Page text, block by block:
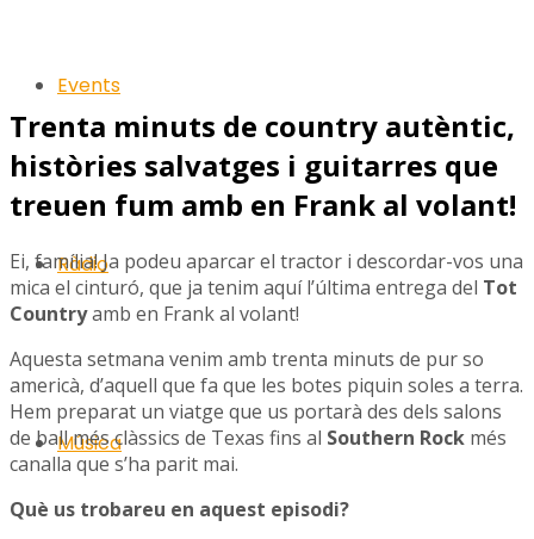
Events
Ràdio
Música
Trenta minuts de country autèntic,
històries salvatges i guitarres que
treuen fum amb en Frank al volant!
Ei, família! Ja podeu aparcar el tractor i descordar-vos una
mica el cinturó, que ja tenim aquí l’última entrega del Tot
Countryamb en Frank al volant!
Aquesta setmana venim amb trenta minuts de pur so
americà, d’aquell que fa que les botes piquin soles a terra.
Hem preparat un viatge que us portarà des dels salons
de ball més clàssics de Texas fins al Southern Rock més
canalla que s’ha parit mai.
Què us trobareu en aquest episodi?